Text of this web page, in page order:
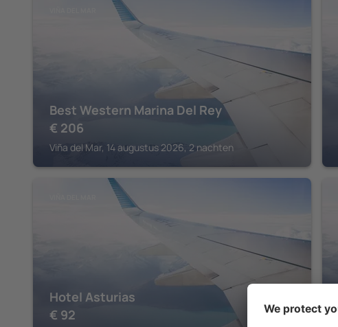
Best Western Marina Del Rey
€ 206
Viña del Mar, 14 augustus 2026, 2 nachten
Hotel Asturias
€ 92